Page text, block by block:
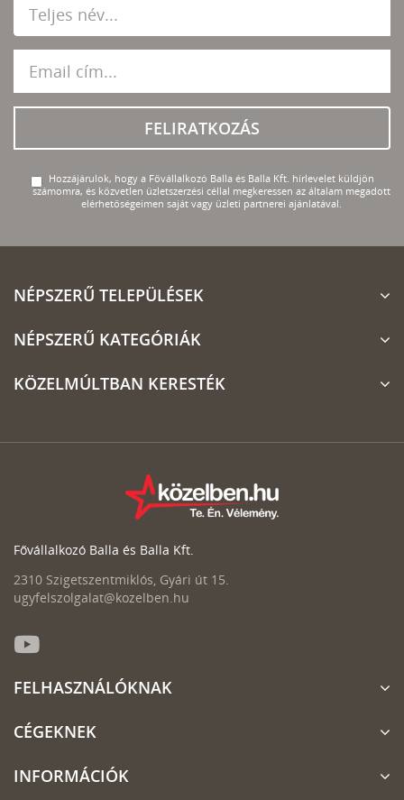
FELIRATKOZÁS
Hozzájárulok, hogy a Fővállalkozó Balla és Balla Kft. hírlevelet küldjön
számomra, és közvetlen üzletszerzési céllal megkeressen az általam megadott
elérhetőségeimen saját vagy üzleti partnerei ajánlatával.
NÉPSZERŰ TELEPÜLÉSEK
NÉPSZERŰ KATEGÓRIÁK
KÖZELMÚLTBAN KERESTÉK
Fővállalkozó Balla és Balla Kft.
2310 Szigetszentmiklós, Gyári út 15.
ugyfelszolgalat@kozelben.hu
FELHASZNÁLÓKNAK
CÉGEKNEK
INFORMÁCIÓK